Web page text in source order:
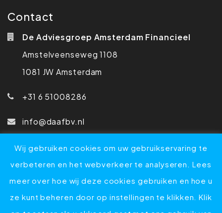
Contact
De Adviesgroep Amsterdam Financieel
Amstelveenseweg 1108
1081 JW Amsterdam
+31 6 51008286
info@daafbv.nl
Home Diensten Over DAAF Nieuws
Contact
Privacyverklaring
Sitemap
Disclaimer
Website door Maladoo
Wij gebruiken cookies om uw gebruikservaring te
verbeteren en het webverkeer te analyseren. Lees
meer over hoe wij deze cookies gebruiken en hoe u
ze kunt beheren door op instellingen te klikken. Klik